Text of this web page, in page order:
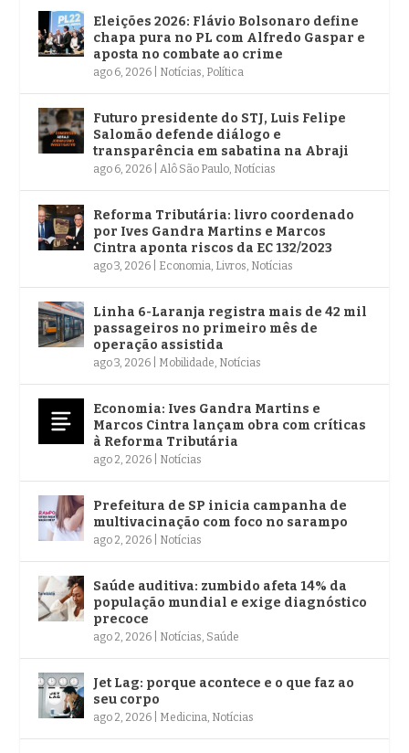
Eleições 2026: Flávio Bolsonaro define
chapa pura no PL com Alfredo Gaspar e
aposta no combate ao crime
ago 6, 2026 Notícias, Política
Futuro presidente do STJ, Luis Felipe
Salomão defende diálogo e
transparência em sabatina na Abraji
ago 6, 2026 |Alô São Paulo, Notícias
Reforma Tributária: livro coordenado
por Ives Gandra Martins e Marcos
Cintra aponta riscos da EC 132/2023
ago 3, 2026 Economia, Livros, Notícias
Linha 6-Laranja registra mais de 42 mil
passageiros no primeiro mês de
operação assistida
ago 3, 2026 Mobilidade, Notícias
Economia: Ives Gandra Martins e
Marcos Cintra lançam obra com críticas
à Reforma Tributária
ago 2, 2026 Notícias
Prefeitura de SP inicia campanha de
multivacinação com foco no sarampo
ago 2, 2026 Notícias
Saúde auditiva: zumbido afeta 14% da
população mundial e exige diagnóstico
precoce
ago 2, 2026 Notícias, Saúde
Jet Lag: porque acontece e o que faz ao
seu corpo
ago 2, 2026 Medicina, Notícias